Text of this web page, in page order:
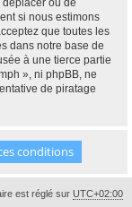
déplacer ou de
si nous estimons
que toutes les
dans notre base de
à une tierce partie
», ni phpBB, ne
de piratage
est réglé sur UTC+02:00